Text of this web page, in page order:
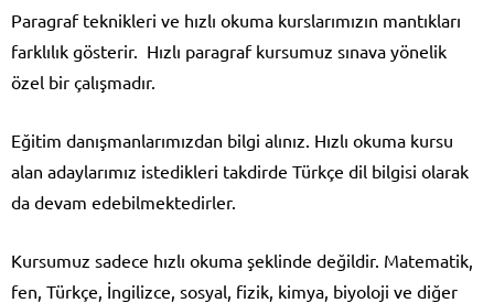
Paragraf teknikleri ve hızlı okuma kurslarımızın mantıkları
farklılık gösterir. Hızlı paragraf kursumuz sınava yönelik
özel bir çalışmadır.
Eğitim danışmanlarımızdan bilgi alınız. Hızlı okuma kursu
alan adaylarımız istedikleri takdirde Türkçe dil bilgisi olarak
da devam edebilmektedirler.
Kursumuz sadece hızlı okuma şeklinde değildir. Matematik,
fen, Türkçe, İngilizce, sosyal, fizik, kimya, biyoloji ve diğer